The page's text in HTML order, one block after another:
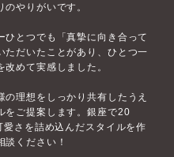
やりがいです。
ひとつでも「真摯に向き合って
ただいたことがあり、ひとつ一
めて実感しました。
理想をしっかり共有したうえ
をご提案します。銀座で20
さを詰め込んだスタイルを作
談ください！